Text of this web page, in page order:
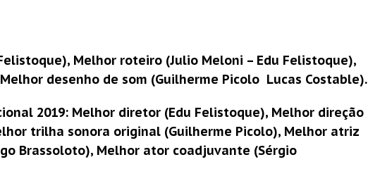
Melhor roteiro (Julio Meloni – Edu Felistoque),
desenho de som (Guilherme Picolo  Lucas Costable).
2019: Melhor diretor (Edu Felistoque), Melhor direção
trilha sonora original (Guilherme Picolo), Melhor atriz
Brassoloto), Melhor ator coadjuvante (Sérgio